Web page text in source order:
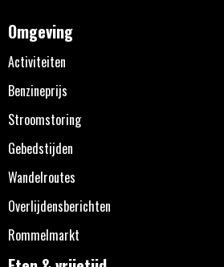
Omgeving
Activiteiten
Benzineprijs
Stroomstoring
Gebedstijden
Wandelroutes
Overlijdensberichten
Rommelmarkt